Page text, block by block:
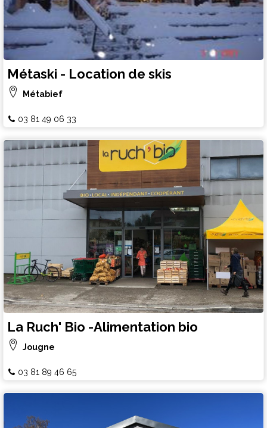
Métaski - Location de skis
Métabief
03 81 49 06 33
La Ruch' Bio -Alimentation bio
Jougne
03 81 89 46 65